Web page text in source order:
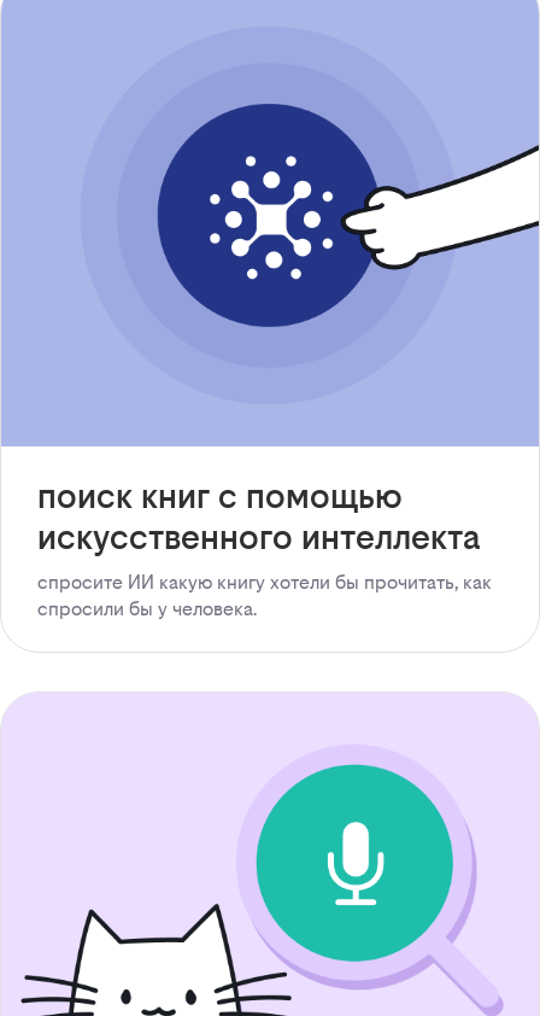
поиск книг с помощью
искусственного интеллекта
спросите ИИ какую книгу хотели бы прочитать, как
спросили бы у человека.